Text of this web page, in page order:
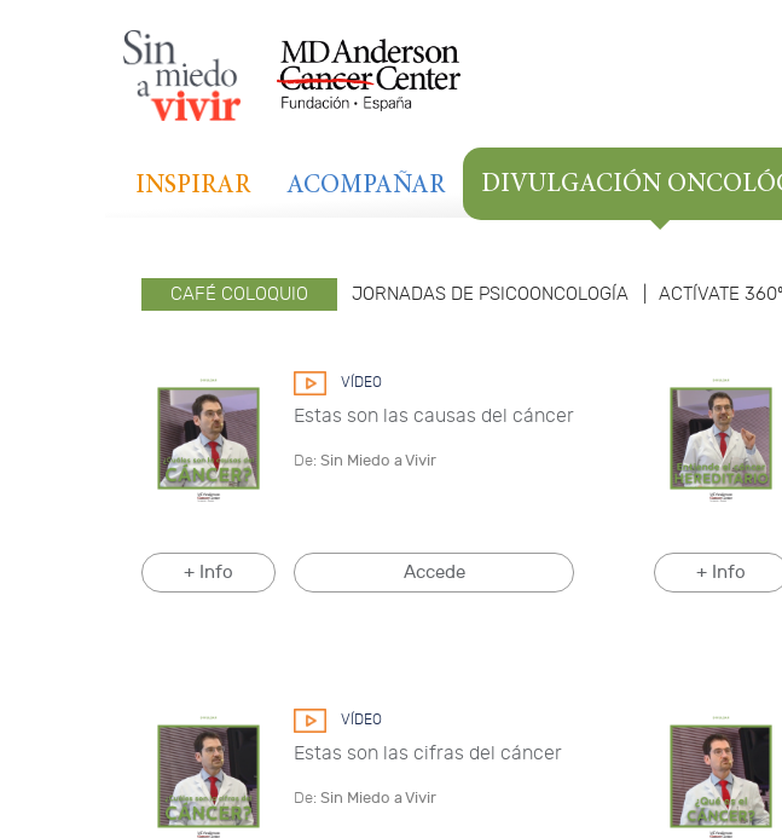
INSPIRAR ACOMPAÑAR DIVULGACIÓN
CAFÉ COLOQUIO JORNADAS DE PSICOONCOLOGÍA ACTÍVATE 360º
VÍDEO
Estas son las causas del cáncer
De:Sin Miedo a Vivir
+ Info Accede + Info
VÍDEO
Estas son las cifras del cáncer
De:Sin Miedo a Vivir